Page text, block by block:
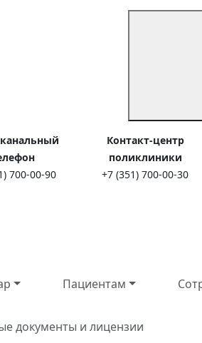
700-00-90
Контакт-центр
поликлиники
+7 (351) 700-00-30
Пациентам
документы и лицензии